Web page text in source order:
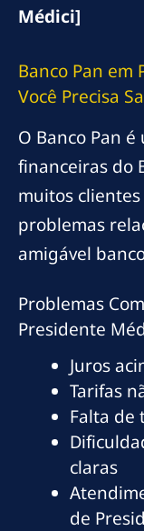
Médici]
Banco Pan em
Você Precisa
O Banco Pan
financeiras do
muitos
problemas
amigável
Problemas
Presidente
Juros
Tarifas
Falta de
claras
de